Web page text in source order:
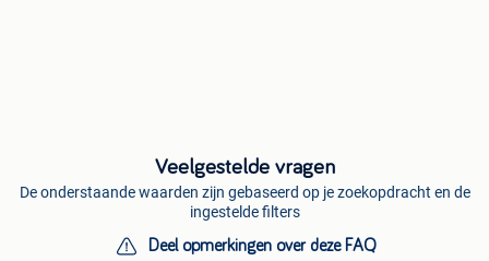
Veelgestelde vragen
De onderstaande waarden zijn gebaseerd op je zoekopdracht en de
ingestelde filters
Deel opmerkingen over deze FAQ